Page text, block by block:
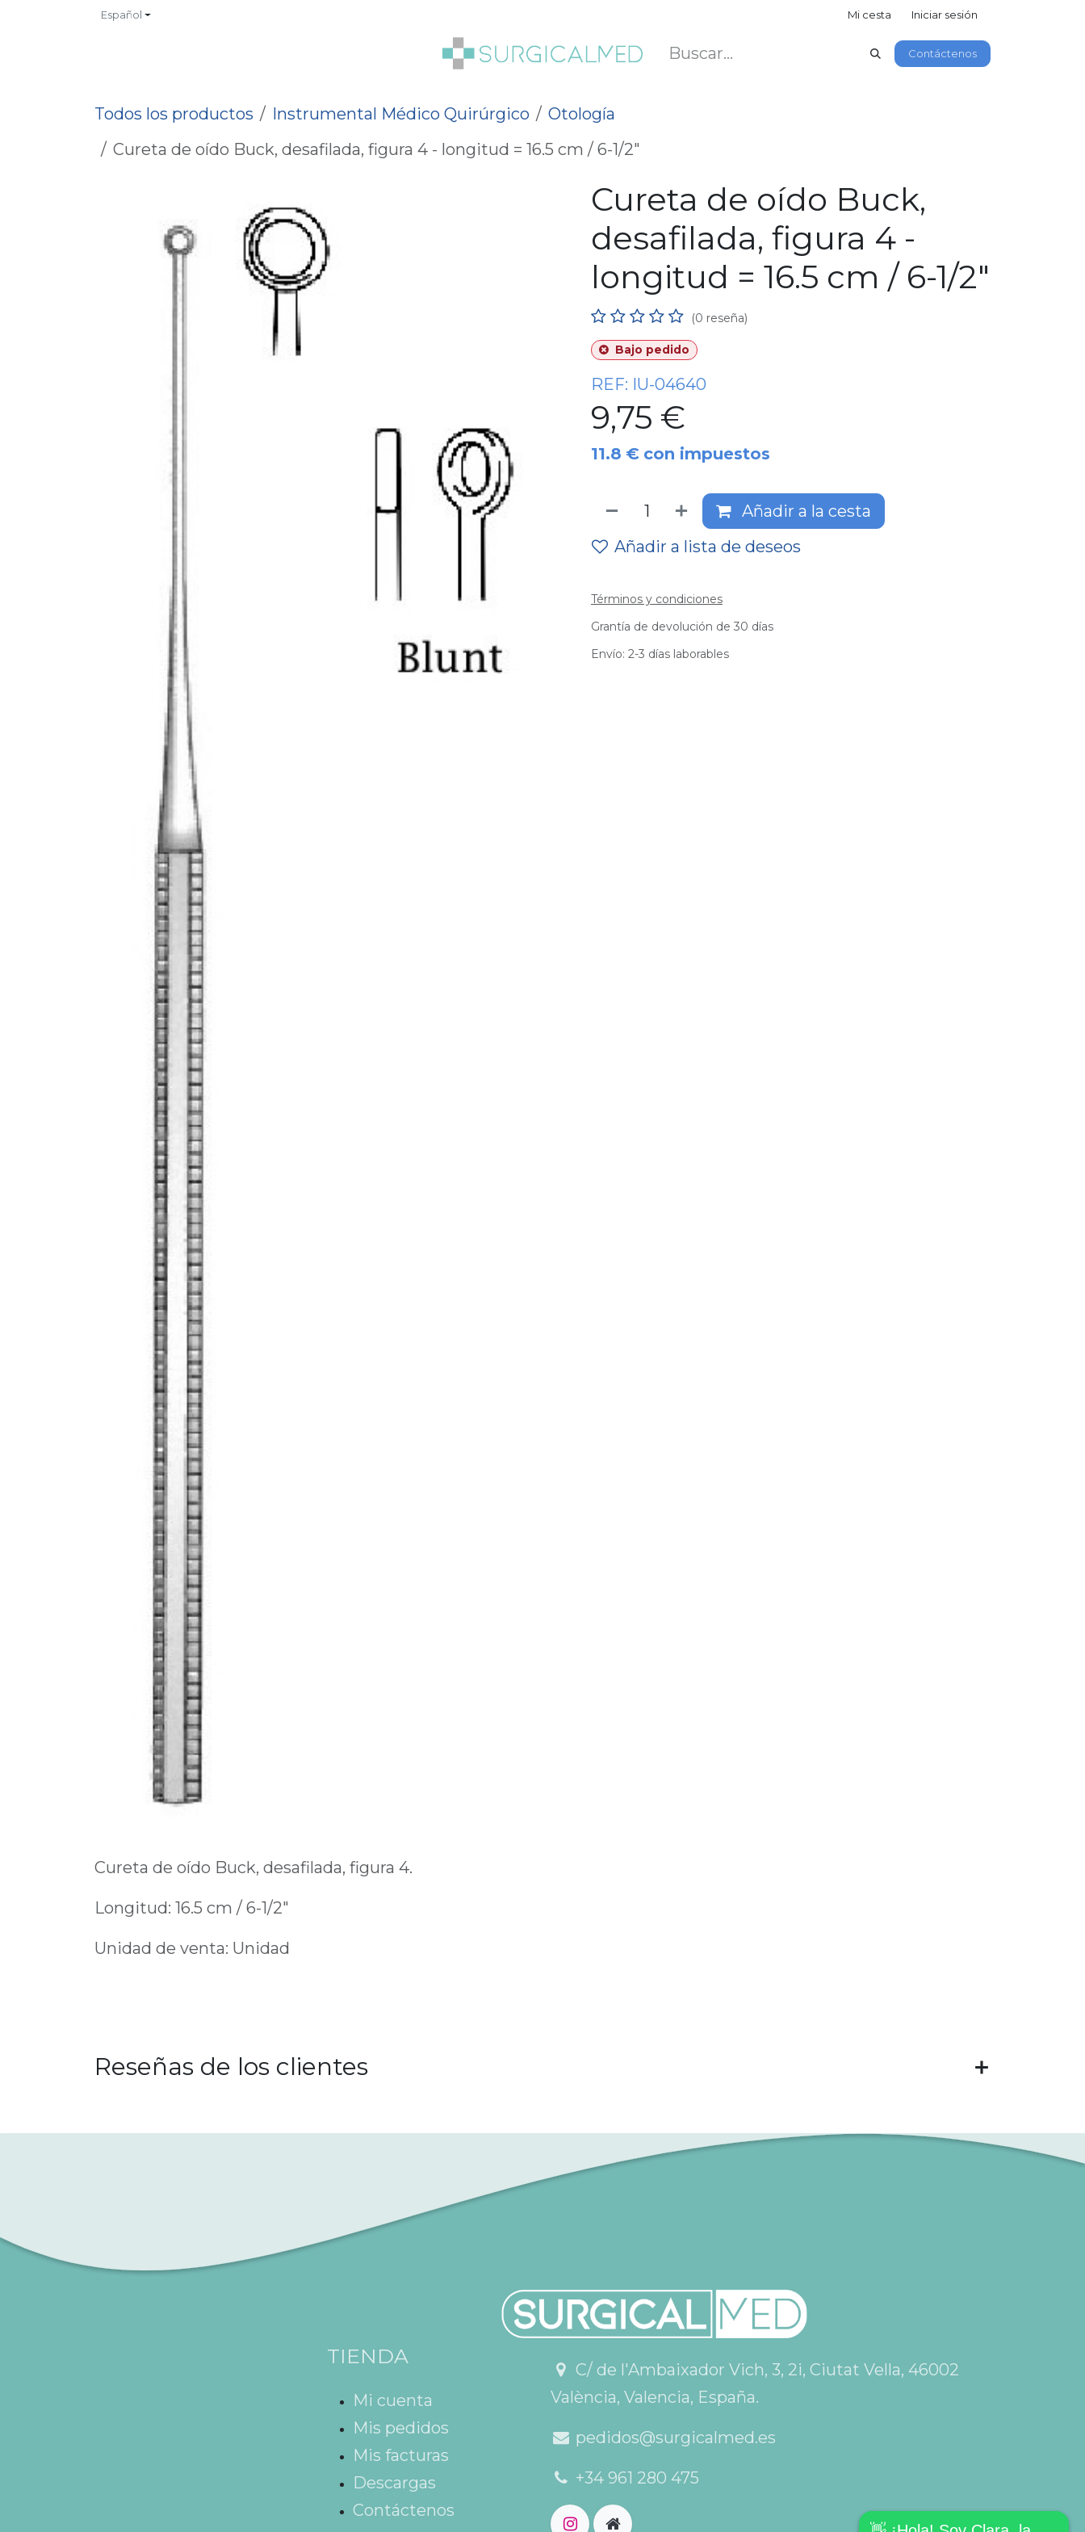
Ir al contenidoEspañol Mi cesta Iniciar sesión
Contáctenos
Todos los productos Instrumental Médico Quirúrgico
Otología
Cureta de oído Buck, desafilada, figura 4 - longitud = 16.5 cm / 6-1/2"
Cureta de oído Buck, desafilada, figura 4.
Longitud: 16.5 cm / 6-1/2"
Unidad de venta: Unidad
Cureta de oído Buck,
desafilada, figura 4 -
longitud = 16.5 cm / 6-1/2"
(0 reseña)
Bajo pedido
REF: IU-04640
9,75 €
11.8 € con impuestos
Añadir a la cesta
Añadir a lista de deseos
Términos y condiciones
Grantía de devolución de 30 días
Envío: 2-3 días laborables
Reseñas de los clientes
C/ de l'Ambaixador Vich, 3, 2i, Ciutat Vella, 46002
València, Valencia, España.
pedidos@surgicalmed.es
+34 961 280 475
TIENDA
Mi cuenta
Mis pedidos
Mis facturas
Descargas
Contáctenos